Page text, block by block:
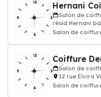
Hernani
Salon de
résid Hernani
Salon de
Coiffure
Salon de
12 rue Elvira
Salon de